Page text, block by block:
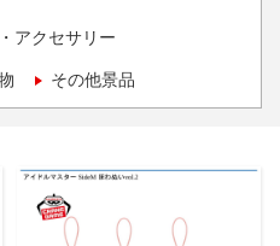
アクセサリー
その他景品